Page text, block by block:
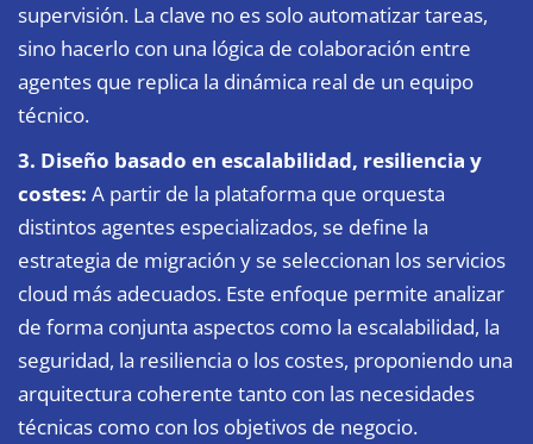
supervisión. La clave no es solo automatizar tareas,
sino hacerlo con una lógica de colaboración entre
agentes que replica la dinámica real de un equipo
técnico.
3. Diseño basado en escalabilidad, resiliencia y
costes: A partir de la plataforma que orquesta
distintos agentes especializados, se define la
estrategia de migración y se seleccionan los servicios
cloud más adecuados. Este enfoque permite analizar
de forma conjunta aspectos como la escalabilidad, la
seguridad, la resiliencia o los costes, proponiendo una
arquitectura coherente tanto con las necesidades
técnicas como con los objetivos de negocio.